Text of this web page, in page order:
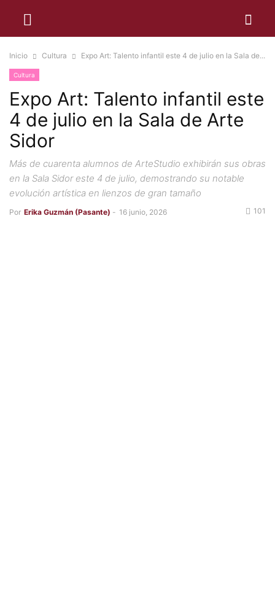
Inicio Cultura Expo Art: Talento infantil este 4 de julio en la Sala de...
Cultura
Expo Art: Talento infantil este
4 de julio en la Sala de Arte
Sidor
Más de cuarenta alumnos de ArteStudio exhibirán sus obras
en la Sala Sidor este 4 de julio, demostrando su notable
evolución artística en lienzos de gran tamaño
Por Erika Guzmán (Pasante) - 16 junio, 2026 101